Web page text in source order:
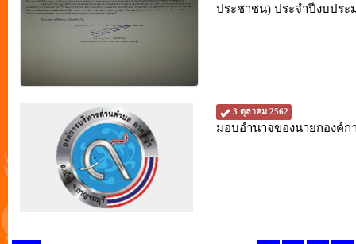
ประชาชน) ประจำปีงบปร
3 ตุลาคม 2562
มอบอำนาจของนายกองค์